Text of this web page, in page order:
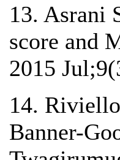
13. Asrani
score and
2015
14.
Banner-